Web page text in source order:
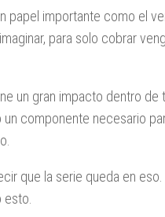
papel importante como el
para solo cobrar
un gran impacto dentro
componente necesario
que la serie queda en eso.